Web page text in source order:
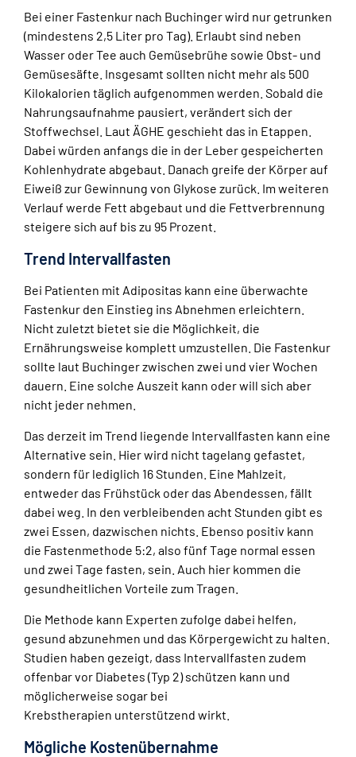
Bei einer Fastenkur nach Buchinger wird nur getrunken
(mindestens 2,5 Liter pro Tag). Erlaubt sind neben
Wasser oder Tee auch Gemüsebrühe sowie Obst- und
Gemüsesäfte. Insgesamt sollten nicht mehr als 500
Kilokalorien täglich aufgenommen werden. Sobald die
Nahrungsaufnahme pausiert, verändert sich der
Stoffwechsel. Laut ÄGHE geschieht das in Etappen.
Dabei würden anfangs die in der Leber gespeicherten
Kohlenhydrate abgebaut. Danach greife der Körper auf
Eiweiß zur Gewinnung von Glykose zurück. Im weiteren
Verlauf werde Fett abgebaut und die Fettverbrennung
steigere sich auf bis zu 95 Prozent.
Trend Intervallfasten
Bei Patienten mit Adipositas kann eine überwachte
Fastenkur den Einstieg ins Abnehmen erleichtern.
Nicht zuletzt bietet sie die Möglichkeit, die
Ernährungsweise komplett umzustellen. Die Fastenkur
sollte laut Buchinger zwischen zwei und vier Wochen
dauern. Eine solche Auszeit kann oder will sich aber
nicht jeder nehmen.
Das derzeit im Trend liegende Intervallfasten kann eine
Alternative sein. Hier wird nicht tagelang gefastet,
sondern für lediglich 16 Stunden. Eine Mahlzeit,
entweder das Frühstück oder das Abendessen, fällt
dabei weg. In den verbleibenden acht Stunden gibt es
zwei Essen, dazwischen nichts. Ebenso positiv kann
die Fastenmethode 5:2, also fünf Tage normal essen
und zwei Tage fasten, sein. Auch hier kommen die
gesundheitlichen Vorteile zum Tragen.
Die Methode kann Experten zufolge dabei helfen,
gesund abzunehmen und das Körpergewicht zu halten.
Studien haben gezeigt, dass Intervallfasten zudem
offenbar vor Diabetes (Typ 2) schützen kann und
möglicherweise sogar bei
Krebstherapien unterstützend wirkt.
Mögliche Kostenübernahme